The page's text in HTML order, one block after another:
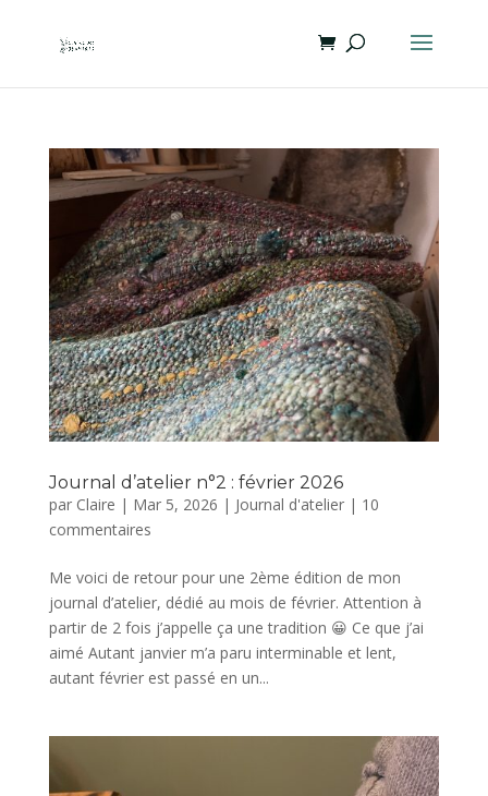
Journal d’atelier n°2 : février 2026
par Claire | Mar 5, 2026 | Journal d'atelier| 10
commentaires
Me voici de retour pour une 2ème édition de mon
journal d’atelier, dédié au mois de février. Attention à
partir de 2 fois j’appelle ça une tradition 😀 Ce que j’ai
aimé Autant janvier m’a paru interminable et lent,
autant février est passé en un...